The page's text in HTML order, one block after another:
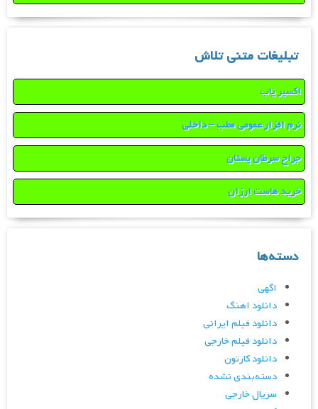
تبلیغات متنی تلاش
اکسیر یاب
نرم افزار عمومی مطب – داخلی
جراح سرطان پستان
خرید هاست ارزان
دسته‌ها
اگهی
دانلود اهنگ
دانلود فیلم ایرانی
دانلود فیلم خارجی
دانلود کارتون
دسته‌بندی نشده
سریال خارجی